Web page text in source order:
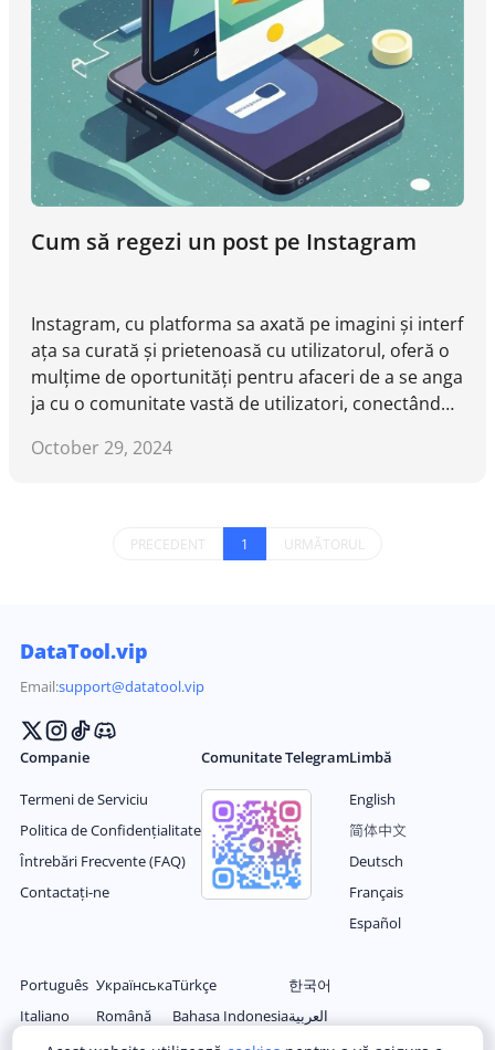
Cum să regezi un post pe Instagram
Instagram, cu platforma sa axată pe imagini și interf
ața sa curată și prietenoasă cu utilizatorul, oferă o
mulțime de oportunități pentru afaceri de a se anga
ja cu o comunitate vastă de utilizatori, conectându-
și chiar achiziții directe. Așa cum retweet-ul pe Twitt
funcționalitate permite utilizatorilor să împărtășeas
că conținut din alte conturi pe propriul lor flux, astf
October 29, 2024
PRECEDENT 1 URMĂTORUL
DataTool.vip
Email:support@datatool.vip
Companie
Termeni de Serviciu
Politica de Confidențialitate
Întrebări Frecvente (FAQ)
Contactați-ne
Comunitate TelegramLimbă
English
简体中文
Deutsch
Français
Español
Português
Italiano
Українська
Română
Türkçe
Bahasa Indonesia
한국어
العربية